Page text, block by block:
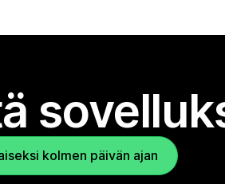
kolmen päivän ajan